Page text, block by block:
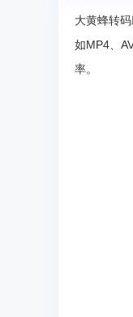
大黄蜂转
如MP4、
率。